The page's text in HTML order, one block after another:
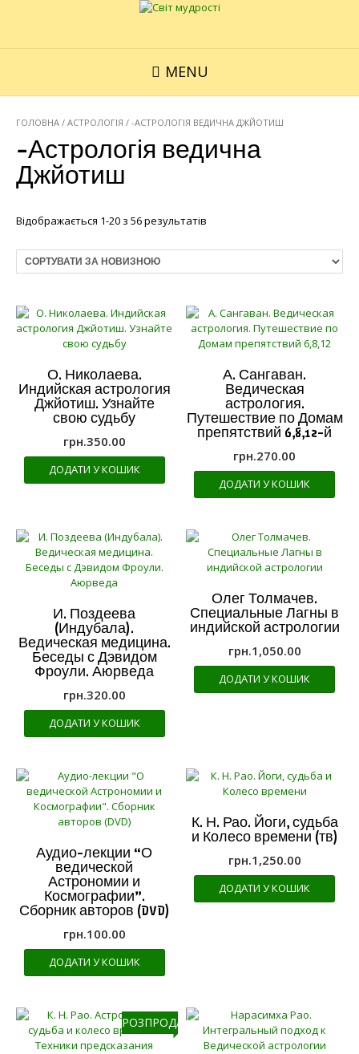
MENU
ГОЛОВНА / АСТРОЛОГІЯ / -АСТРОЛОГІЯ ВЕДИЧНА ДЖЙОТИШ
-Астрологія ведична
Джйотиш
Відображається 1-20 з 56 результатів
О. Николаева.
Индийская астрология
Джйотиш. Узнайте
свою судьбу
грн.350.00
ДОДАТИ У КОШИК
А. Сангаван.
Ведическая
астрология.
Путешествие по Домам
препятствий 6,8,12-й
грн.270.00
ДОДАТИ У КОШИК
И. Поздеева
(Индубала).
Ведическая медицина.
Беседы с Дэвидом
Фроули. Аюрведа
грн.320.00
ДОДАТИ У КОШИК
Олег Толмачев.
Специальные Лагны в
индийской астрологии
грн.1,050.00
ДОДАТИ У КОШИК
Аудио-лекции “О
ведической
Астрономии и
Космографии”.
Сборник авторов (DVD)
грн.100.00
ДОДАТИ У КОШИК
К. Н. Рао. Йоги, судьба
и Колесо времени (тв)
грн.1,250.00
ДОДАТИ У КОШИК
РОЗПРОДАЖ!